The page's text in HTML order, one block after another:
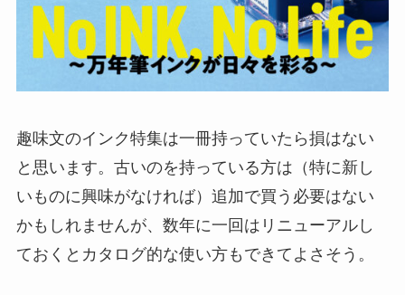
趣味文のインク特集は一冊持っていたら損はない
と思います。古いのを持っている方は（特に新し
いものに興味がなければ）追加で買う必要はない
かもしれませんが、数年に一回はリニューアルし
ておくとカタログ的な使い方もできてよさそう。